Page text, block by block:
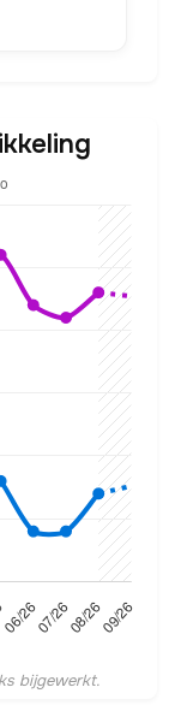
bijgewerkt.